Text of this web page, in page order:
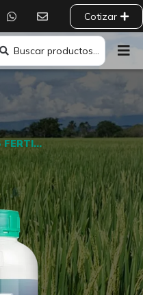
Cotizar
VITARIS FERTICALCIO